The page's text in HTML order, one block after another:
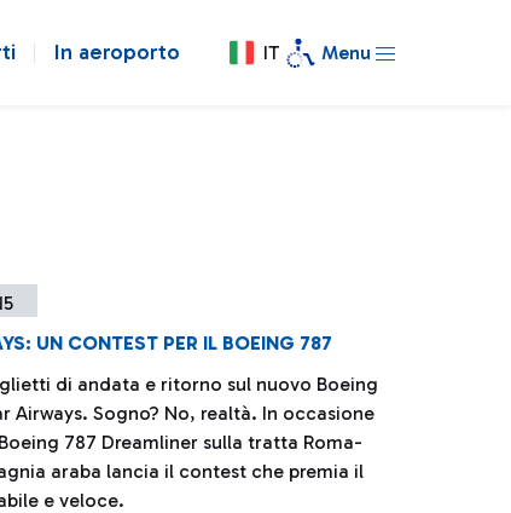
In aeroporto IT Menu
UN CONTEST PER IL BOEING 787
di andata e ritorno sul nuovo Boeing
Airways. Sogno? No, realtà. In occasione
787 Dreamliner sulla tratta Roma-
araba lancia il contest che premia il
e veloce.